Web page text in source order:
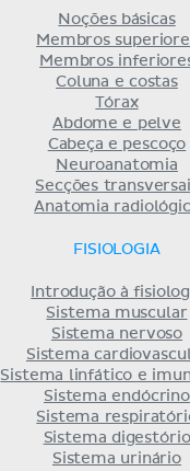
Noções básicas
Membros
Membros
Coluna e costas
Tórax
Abdome e pelve
Cabeça e pescoço
Neuroanatomia
Secções
Anatomia
FISIOLOGIA
Introdução à
Sistema muscular
Sistema nervoso
Sistema
Sistema linfático e
Sistema endócrino
Sistema
Sistema digestório
Sistema urinário